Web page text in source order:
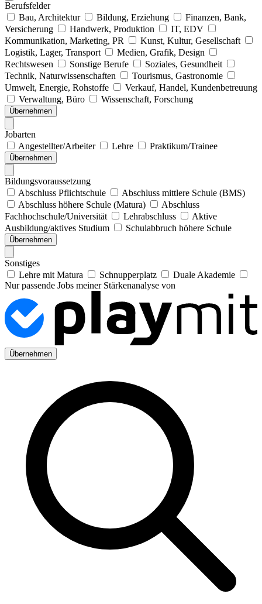
Berufsfelder
Bau, Architektur
Bildung, Erziehung
Finanzen, Bank,
Versicherung
Handwerk, Produktion
IT, EDV
Kommunikation, Marketing, PR
Kunst, Kultur, Gesellschaft
Logistik, Lager, Transport
Medien, Grafik, Design
Rechtswesen
Sonstige Berufe
Soziales, Gesundheit
Technik, Naturwissenschaften
Tourismus, Gastronomie
Umwelt, Energie, Rohstoffe
Verkauf, Handel, Kundenbetreuung
Verwaltung, Büro
Wissenschaft, Forschung
Übernehmen
Jobarten
Angestellter/Arbeiter
Lehre Praktikum/Trainee
Übernehmen
Bildungsvoraussetzung
Abschluss Pflichtschule
Abschluss mittlere Schule (BMS)
Abschluss höhere Schule (Matura)
Abschluss
Fachhochschule/Universität
Lehrabschluss
Aktive
Ausbildung/aktives Studium
Schulabbruch höhere Schule
Übernehmen
Sonstiges
Lehre mit Matura
Schnupperplatz
Duale Akademie
Nur passende Jobs meiner Stärkenanalyse von
Übernehmen